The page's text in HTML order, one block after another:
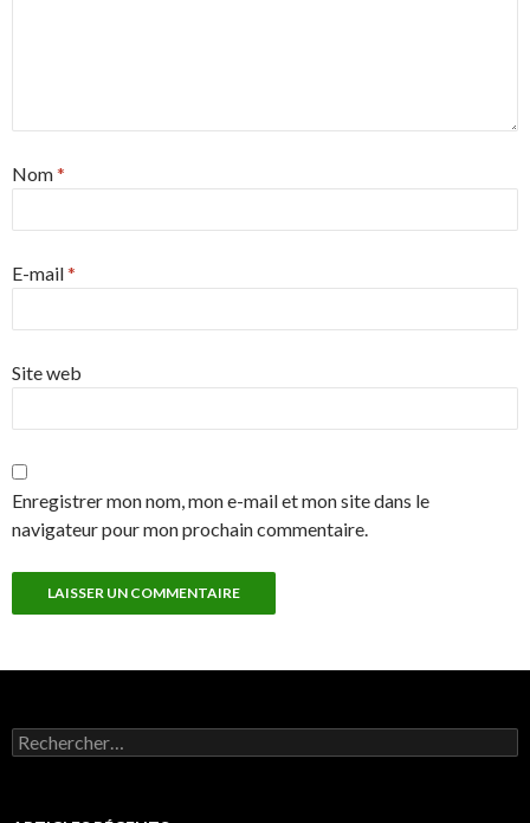
Nom*
E-mail*
Site web
Enregistrer mon nom, mon e-mail et mon site dans le
navigateur pour mon prochain commentaire.
Rechercher :